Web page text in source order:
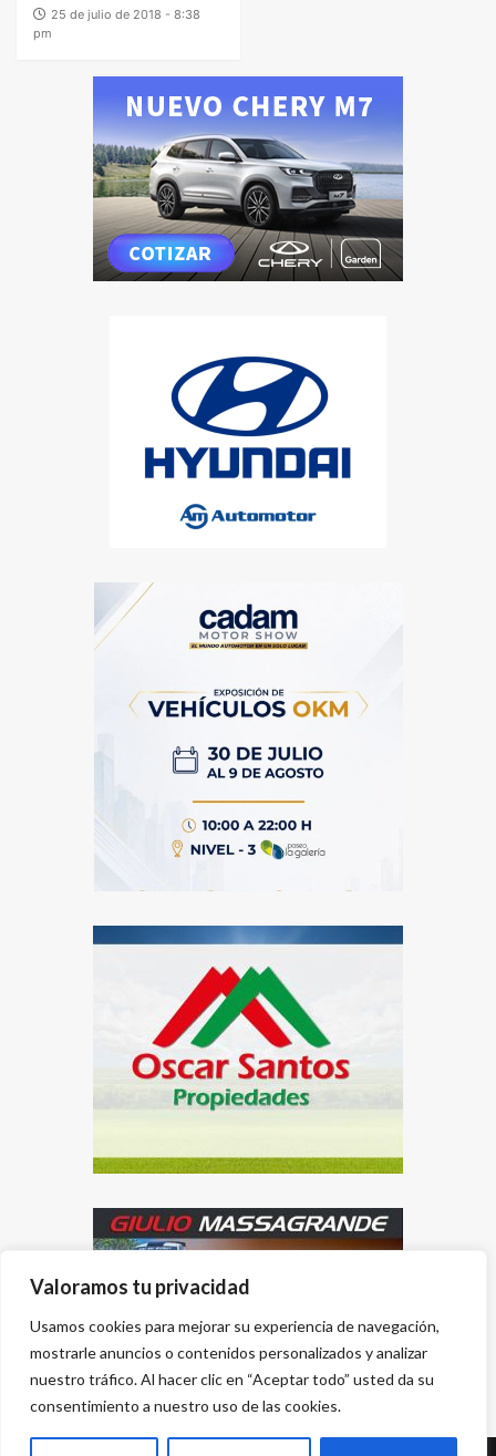
Valoramos tu privacidad
Usamos cookies para mejorar su experiencia de navegación,
mostrarle anuncios o contenidos personalizados y analizar
nuestro tráfico. Al hacer clic en “Aceptar todo” usted da su
consentimiento a nuestro uso de las cookies.
25 de julio de 2018 - 8:38
pm